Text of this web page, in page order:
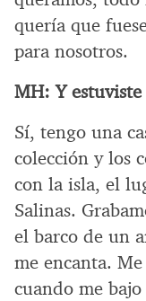
quería que
para nosotros.
MH: Y
Sí, tengo una
colección y los
con la isla, el
Salinas.
el barco de un
me encanta.
cuando me